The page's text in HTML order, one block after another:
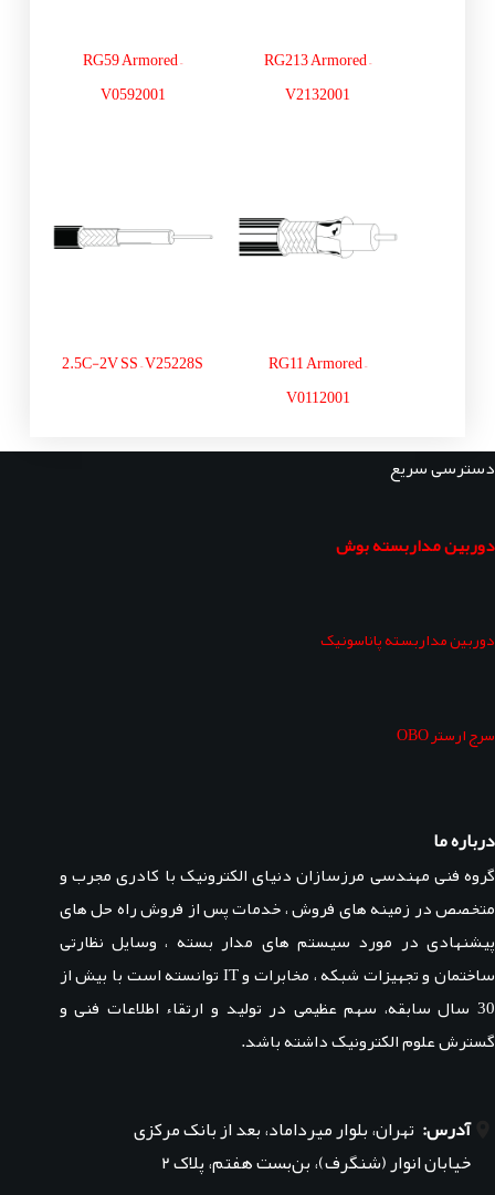
RG213 Armored –
V2132001
RG59 Armored –
V0592001
RG11 Armored –
V0112001
2.5C-2V SS – V25228S
دسترسی سریع
دوربین مداربسته بوش
دوربین مداربسته پاناسونیک
سرج ارستر OBO
درباره ما
گروه فنی مهندسی مرزسازان دنیای الکترونیک با کادری مجرب و
متخصص در زمینه های فروش ، خدمات پس از فروش راه حل های
پیشنهادی در مورد سیستم های مدار بسته ، وسایل نظارتی
ساختمان و تجهیزات شبکه ، مخابرات و IT توانسته است با بیش از
30 سال سابقه، سهم عظیمی در تولید و ارتقاء اطلاعات فنی و
گسترش علوم الکترونیک داشته باشد.
آدرس: تهران، بلوار میرداماد، بعد از بانک مرکزی
خیابان انوار (شنگرف)، بن‌بست هفتم، پلاک ۲